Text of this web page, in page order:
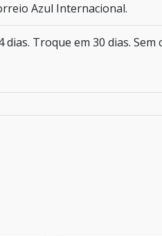
Azul Internacional.
dias. Troque em 30 dias. Sem